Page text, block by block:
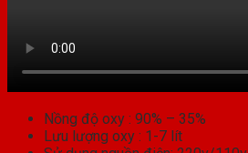
Nồng độ oxy : 90% – 35%
Lưu lượng oxy : 1-7 lít